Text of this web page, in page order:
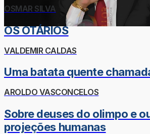
OSMAR SILVA
OS OTÁRIOS
VALDEMIR CALDAS
Uma batata quente
AROLDO VASCONCELOS
Sobre deuses do olimpo e
projeções humanas